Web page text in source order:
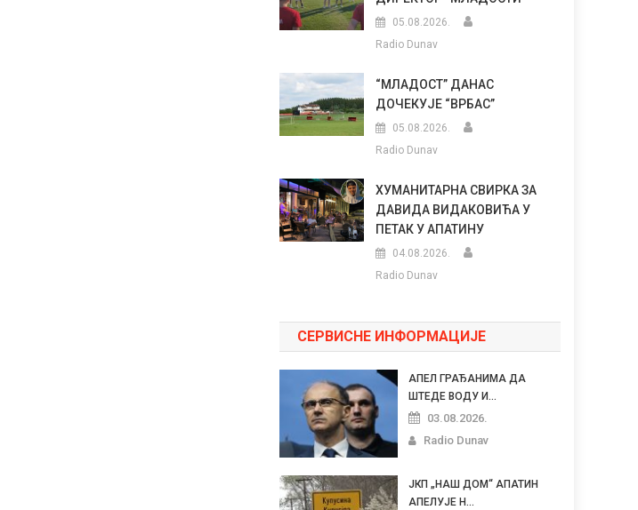
05.08.2026.
Radio Dunav
“МЛАДОСТ” ДАНАС
ДОЧЕКУЈЕ “ВРБАС”
05.08.2026.
Radio Dunav
ХУМАНИТАРНА СВИРКА ЗА
ДАВИДА ВИДАКОВИЋА У
ПЕТАК У АПАТИНУ
04.08.2026.
Radio Dunav
СЕРВИСНЕ ИНФОРМАЦИЈЕ
АПЕЛ ГРАЂАНИМА ДА
ШТЕДЕ ВОДУ И...
03.08.2026.
Radio Dunav
ЈКП „НАШ ДОМ“ АПАТИН
АПЕЛУЈЕ Н...